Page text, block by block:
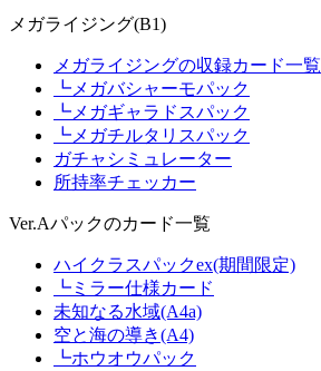
メガライジング(B1)
メガライジングの収録カード一覧
┗メガバシャーモパック
┗メガギャラドスパック
┗メガチルタリスパック
ガチャシミュレーター
所持率チェッカー
Ver.Aパックのカード一覧
ハイクラスパックex(期間限定)
┗ミラー仕様カード
未知なる水域(A4a)
空と海の導き(A4)
┗ホウオウパック